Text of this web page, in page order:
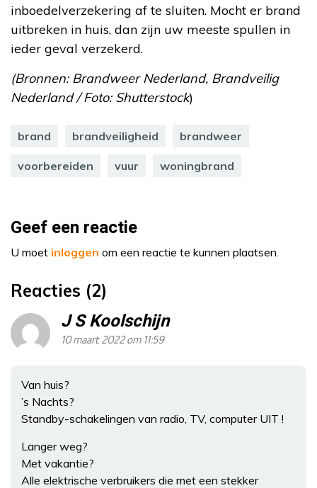
inboedelverzekering af te sluiten. Mocht er brand
uitbreken in huis, dan zijn uw meeste spullen in
ieder geval verzekerd.
(Bronnen: Brandweer Nederland, Brandveilig
Nederland / Foto: Shutterstock)
brand brandveiligheid brandweer
voorbereiden vuur woningbrand
Geef een reactie
U moet inloggen om een reactie te kunnen plaatsen.
Reacties (2)
J S Koolschijn
10 maart 2022 om 11:59
Van huis?
’s Nachts?
Standby-schakelingen van radio, TV, computer UIT !
Langer weg?
Met vakantie?
Alle elektrische verbruikers die met een stekker